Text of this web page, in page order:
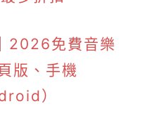
2026免費音樂
版、手機
）